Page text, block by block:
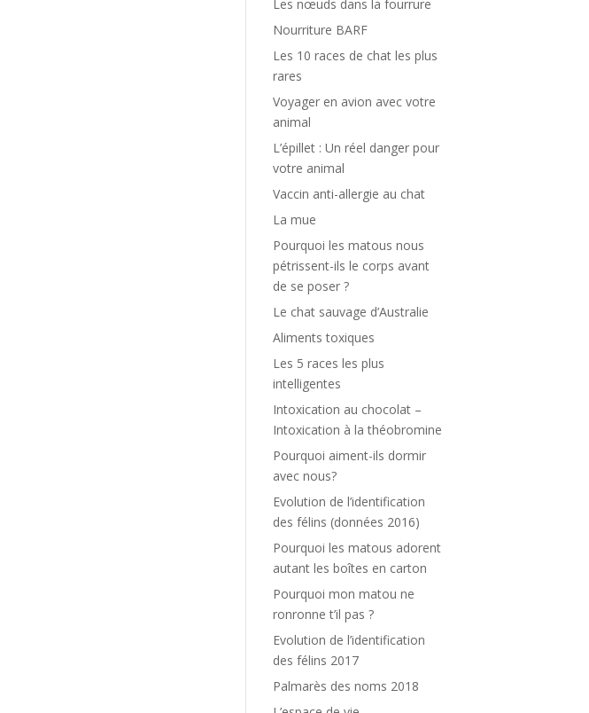
Les nœuds dans la fourrure
Nourriture BARF
Les 10 races de chat les plus
rares
Voyager en avion avec votre
animal
L’épillet : Un réel danger pour
votre animal
Vaccin anti-allergie au chat
La mue
Pourquoi les matous nous
pétrissent-ils le corps avant
de se poser ?
Le chat sauvage d’Australie
Aliments toxiques
Les 5 races les plus
intelligentes
Intoxication au chocolat –
Intoxication à la théobromine
Pourquoi aiment-ils dormir
avec nous?
Evolution de l’identification
des félins (données 2016)
Pourquoi les matous adorent
autant les boîtes en carton
Pourquoi mon matou ne
ronronne t’il pas ?
Evolution de l’identification
des félins 2017
Palmarès des noms 2018